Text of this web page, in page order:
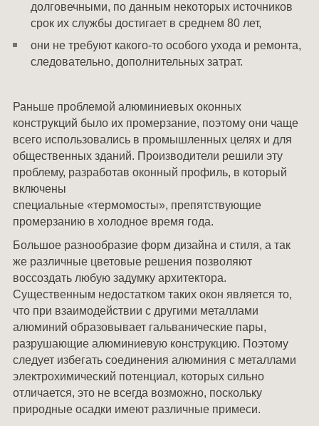
СОУТ
Блог
Контакты
долговечными, по данным некоторых источников
срок их службы достигает в среднем 80 лет,
они не требуют какого-то особого ухода и ремонта,
следовательно, дополнительных затрат.
Раньше проблемой алюминиевых оконных
конструкций было их промерзание, поэтому они чаще
всего использовались в промышленных целях и для
общественных зданий. Производители решили эту
проблему, разработав оконный профиль, в который
включены
специальные «термомосты», препятствующие
промерзанию в холодное время года.
Большое разнообразие форм дизайна и стиля, а так
же различные цветовые решения позволяют
воссоздать любую задумку архитектора.
Существенным недостатком таких окон является то,
что при взаимодействии с другими металлами
алюминий образовывает гальванические пары,
разрушающие алюминиевую конструкцию. Поэтому
следует избегать соединения алюминия с металлами
электрохимический потенциал, которых сильно
отличается, это не всегда возможно, поскольку
природные осадки имеют различные примеси.